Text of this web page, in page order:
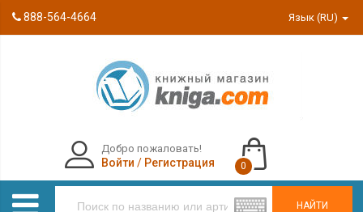
888-564-4664 Язык (RU)
НАЙТИ
Добро пожаловать!
Войти / Регистрация 0